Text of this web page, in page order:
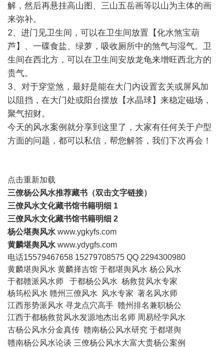
解，然后再悬挂高山图、三山五岳画等以山为主体的画
来弥补。
2、进门见卫生间，可以在卫生间放置【化水煞宝葫
芦】、一碟食盐、绿萝，吸收厕所中的煞气与湿气。卫
生间在西北方，可以在卫生间安放龙龟来增旺西北方的
贵气。
3、对于穿堂煞，最好是能在大门内设置玄关或屏风加
以阻挡，在大门处或阳台摆放【水晶球】来稳定磁场，
聚气招财。
今天的风水案例就分享到这里了，大家有任何关于户型
方面的问题，都可以私信，帮您解答，我们下次再会！
点击重新加载
三僚杨公风水推荐藏书 （双击文字链接）
三僚风水文化藏书馆书籍明细 1
三僚风水文化藏书馆书籍明细 2
杨公堪舆风水 www.ygkyfs.com
黄麟堪舆风水 www.ydygfs.com
电话15579467658 15279708575 QQ 2294300980
黄麟堪舆风水 黄麟择吉馆 于都堪舆风水 杨公风水
于都赣派风水师 于都杨公风水 杨救贫风水专家
杨筠松风水 赣州三僚风水 风水专家 著名风水师
江西形势派风水 寻龙点穴高手 赣州排名兼职杨公
江西于都杨救贫风水发源地杰出名师 周易经学风水
古杨公风水分金真传 赣南杨公风水研究 于都堪舆
赣南杨公风水论谈 三僚杨公风水大富大贵杨公案例